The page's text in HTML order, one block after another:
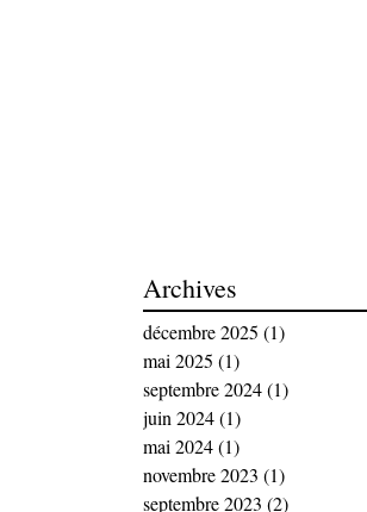
Archives
décembre 2025 (1)
mai 2025 (1)
septembre 2024(1)
juin 2024(1)
mai 2024(1)
novembre 2023 (1)
septembre 2023 (2)